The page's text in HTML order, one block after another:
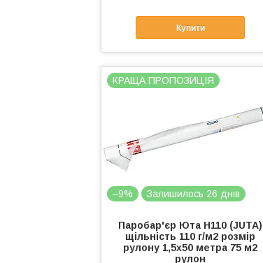
Купити
КРАЩА ПРОПОЗИЦІЯ
–9% Залишилось 26 днів
Паробар'єр Юта Н110 (JUTA)
щільність 110 г/м2 розмір
рулону 1,5х50 метра 75 м2
рулон